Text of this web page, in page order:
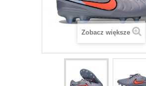
Zobacz większe